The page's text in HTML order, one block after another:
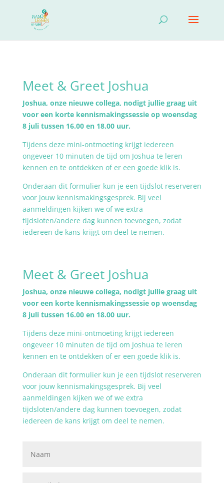
Meet & Greet Joshua
Joshua, onze nieuwe collega, nodigt jullie graag uit
voor een korte kennismakingssessie op woensdag
8 juli tussen 16.00 en 18.00 uur.
Tijdens deze mini-ontmoeting krijgt iedereen
ongeveer 10 minuten de tijd om Joshua te leren
kennen en te ontdekken of er een goede klik is.
Onderaan dit formulier kun je een tijdslot reserveren
voor jouw kennismakingsgesprek. Bij veel
aanmeldingen kijken we of we extra
tijdsloten/andere dag kunnen toevoegen, zodat
iedereen de kans krijgt om deel te nemen.
Meet & Greet Joshua
Joshua, onze nieuwe collega, nodigt jullie graag uit
voor een korte kennismakingssessie op woensdag
8 juli tussen 16.00 en 18.00 uur.
Tijdens deze mini-ontmoeting krijgt iedereen
ongeveer 10 minuten de tijd om Joshua te leren
kennen en te ontdekken of er een goede klik is.
Onderaan dit formulier kun je een tijdslot reserveren
voor jouw kennismakingsgesprek. Bij veel
aanmeldingen kijken we of we extra
tijdsloten/andere dag kunnen toevoegen, zodat
iedereen de kans krijgt om deel te nemen.